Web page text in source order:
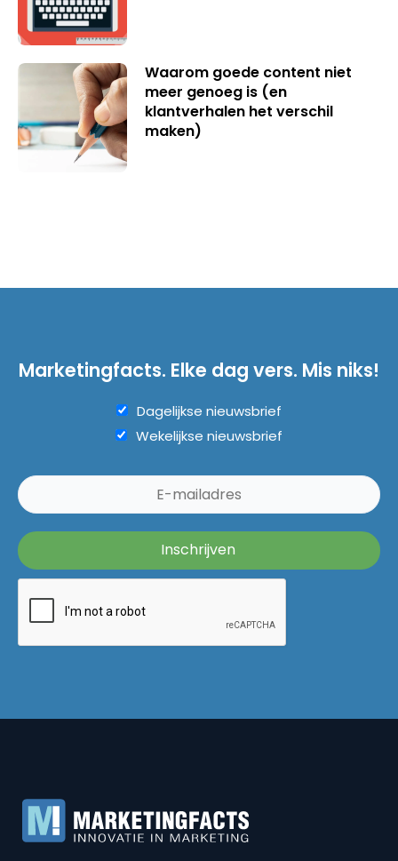
Waarom goede content niet
meer genoeg is (en
klantverhalen het verschil
maken)
Marketingfacts. Elke dag vers. Mis niks!
Dagelijkse nieuwsbrief
Wekelijkse nieuwsbrief